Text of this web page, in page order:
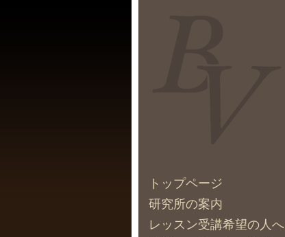
トップページ
研究所の案内
レッスン受講希望の人へ